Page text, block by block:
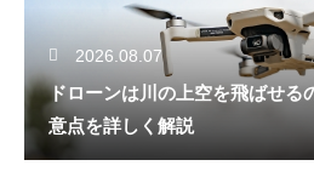
2026.08.07
ドローンは川の上空を飛ばせる
意点を詳しく解説